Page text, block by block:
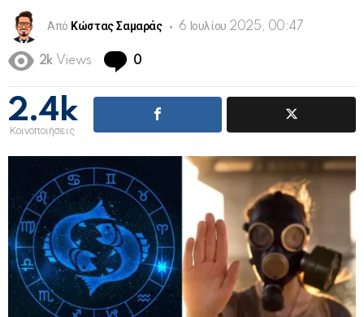
Από Κώστας Σαμαράς 6 Ιουλίου 2025, 00:47
2k Views 0
2.4k
Κοινοποιήσεις